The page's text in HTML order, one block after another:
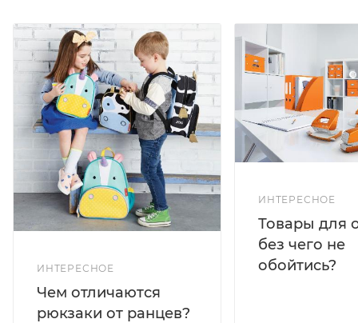
ИНТЕРЕСНОЕ
Чем отличаются
рюкзаки от ранцев?
ИНТЕРЕСНОЕ
Товары для
без чего не
обойтись?